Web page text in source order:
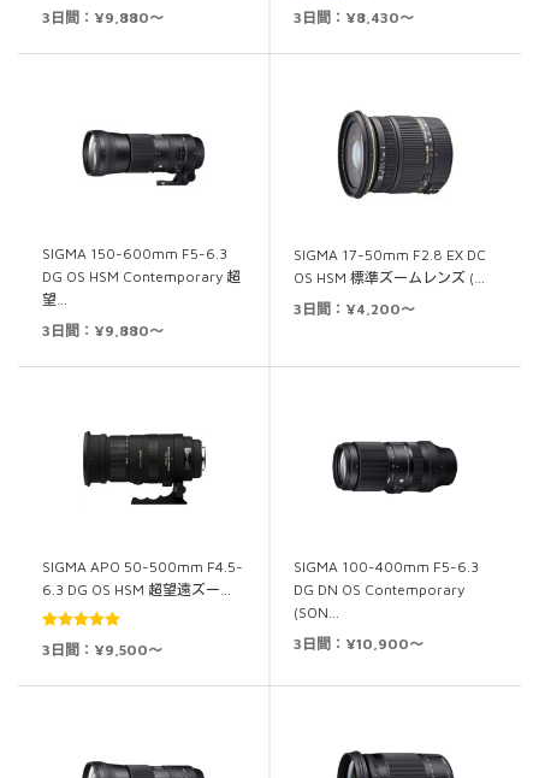
5段階中
3日間：¥9,880～ 5段階中
3日間：¥8,430～
SIGMA 150-600mm F5-6.3
DG OS HSM Contemporary 超
望…
3日間：¥9,880～
SIGMA 17-50mm F2.8 EX DC
OS HSM 標準ズームレンズ (…
3日間：¥4,200～
SIGMA APO 50-500mm F4.5-
6.3 DG OS HSM 超望遠ズー…
5段階中
3日間：¥9,500～
SIGMA 100-400mm F5-6.3
DG DN OS Contemporary
(SON…
3日間：¥10,900～